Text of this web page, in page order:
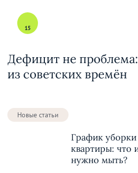
15
Дефицит не
из советских времён
Новые статьи
График уборки
квартиры: что
нужно мыть?